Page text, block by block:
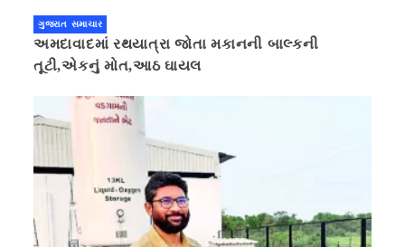
ગુજરાત સમાચાર
અમદાવાદમાં રથયાત્રા જોતા મકાનની બાલ્કની
તૂટી,એકનું મોત,આઠ ઘાયલ